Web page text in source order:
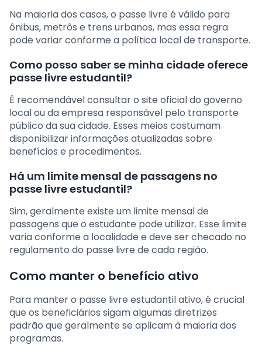
Na maioria dos casos, o passe livre é válido para
ônibus, metrôs e trens urbanos, mas essa regra
pode variar conforme a política local de transporte.
Como posso saber se minha cidade oferece
passe livre estudantil?
É recomendável consultar o site oficial do governo
local ou da empresa responsável pelo transporte
público da sua cidade. Esses meios costumam
disponibilizar informações atualizadas sobre
benefícios e procedimentos.
Há um limite mensal de passagens no
passe livre estudantil?
Sim, geralmente existe um limite mensal de
passagens que o estudante pode utilizar. Esse limite
varia conforme a localidade e deve ser checado no
regulamento do passe livre de cada região.
Como manter o benefício ativo
Para manter o passe livre estudantil ativo, é crucial
que os beneficiários sigam algumas diretrizes
padrão que geralmente se aplicam à maioria dos
programas.